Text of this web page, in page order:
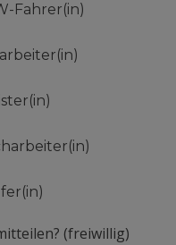
Fahrer(in)
(freiwillig)